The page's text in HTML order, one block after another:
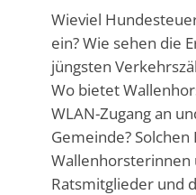
Wieviel
ein? Wie sehen die
jüngsten
Wo bietet
WLAN-Zugang an
Gemeinde?
Wallenhorsterinnen
Ratsmitglieder und